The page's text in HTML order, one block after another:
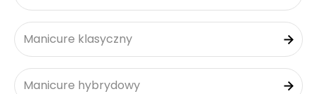
Manicure klasyczny
Manicure hybrydowy